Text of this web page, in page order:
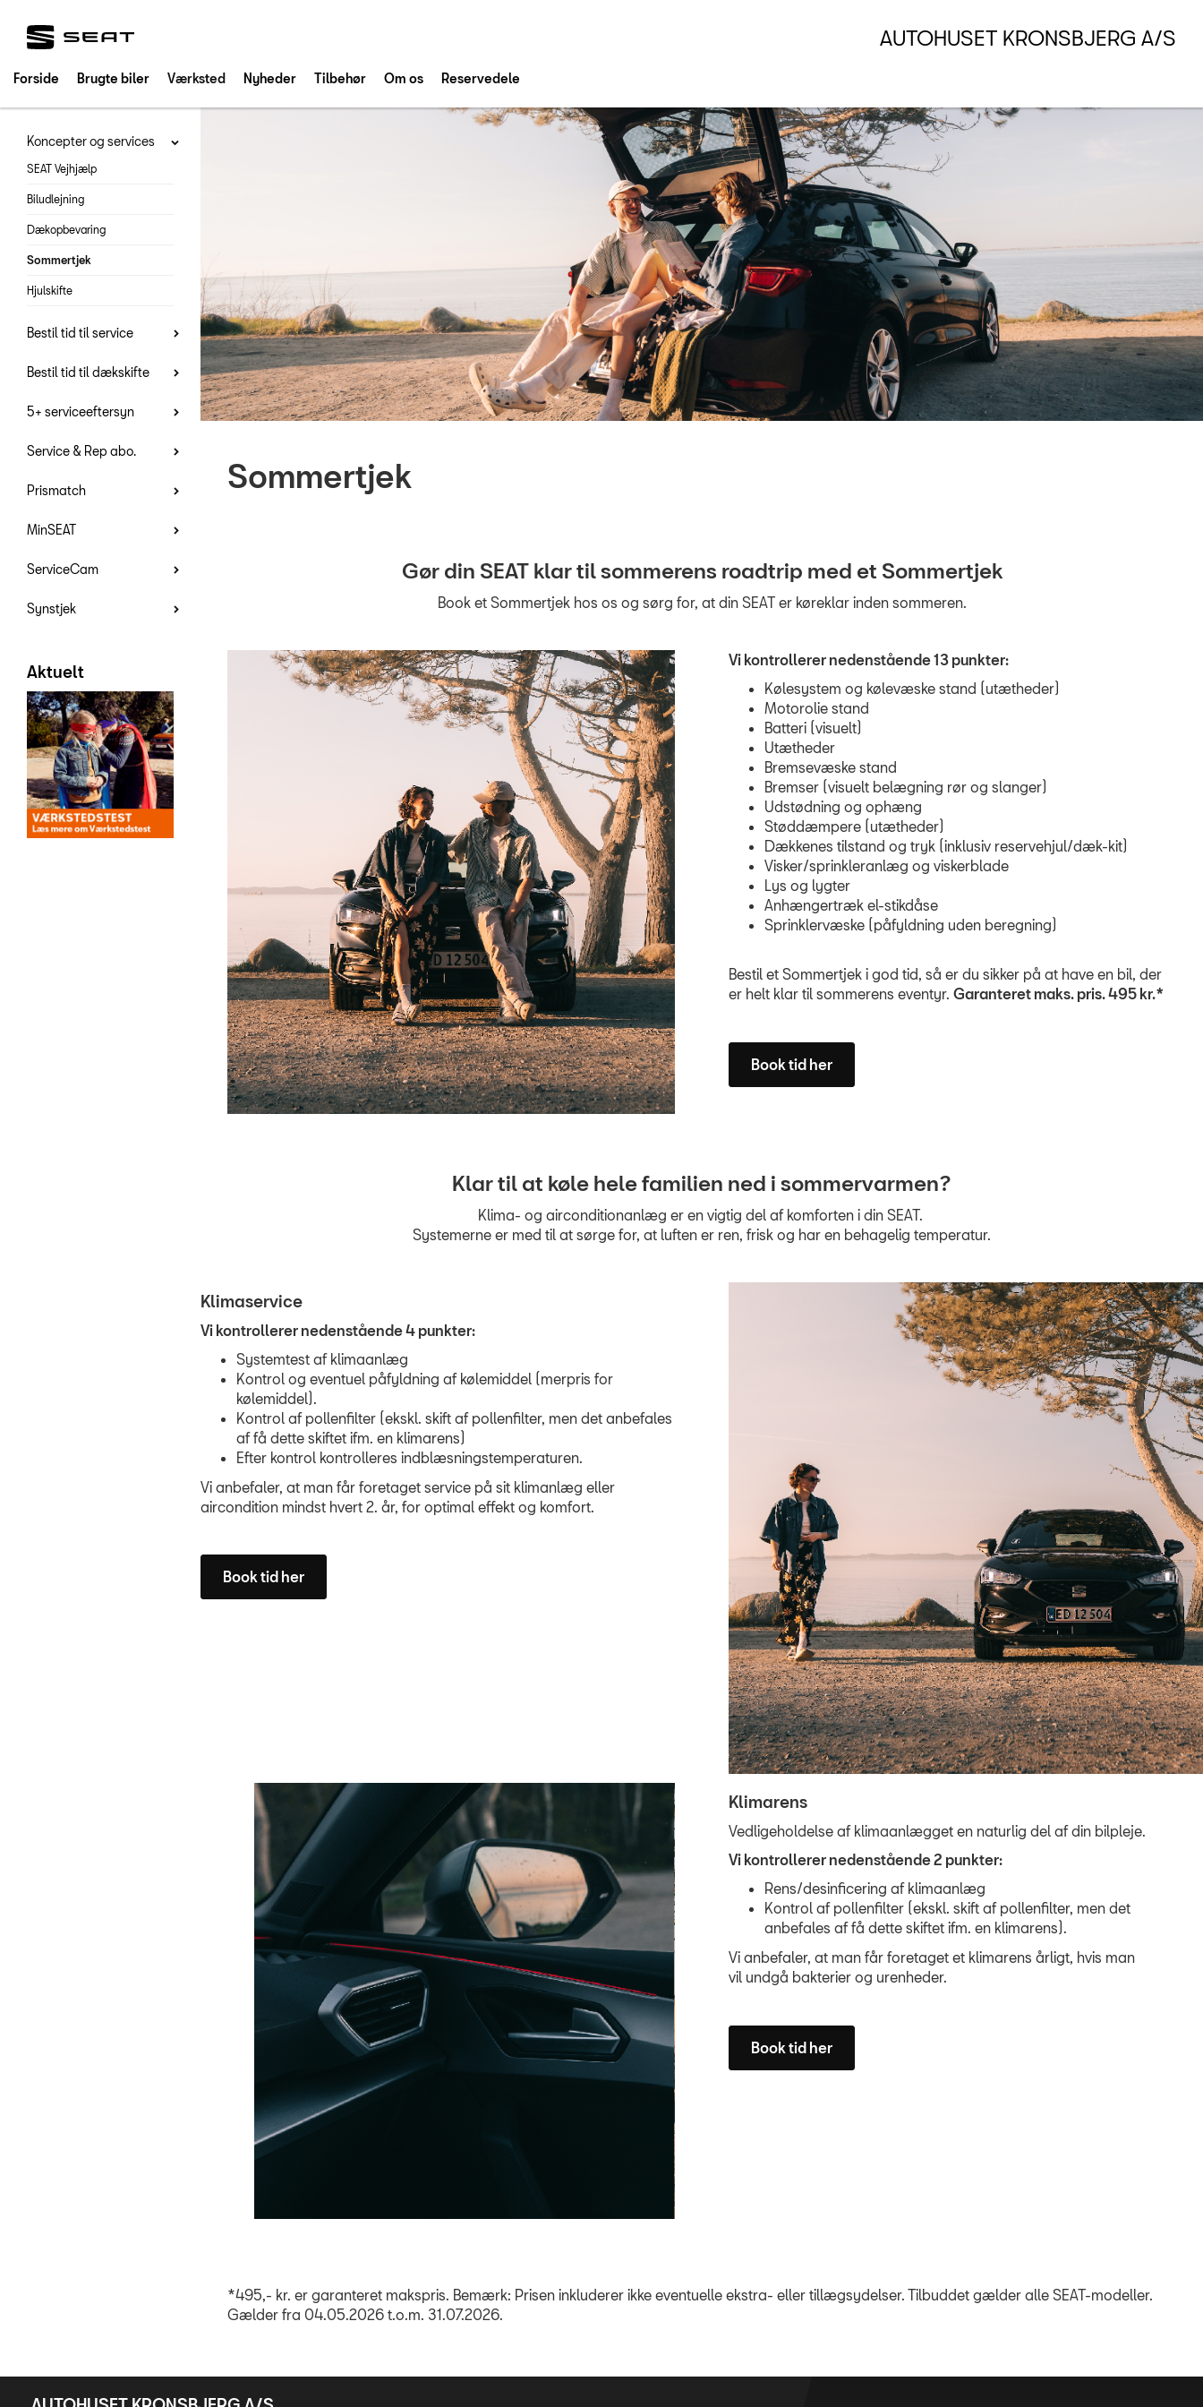
Forside Brugte biler Værksted Nyheder Tilbehør Om os Reservedele
AUTOHUSET KRONSBJERG A/S
Koncepter og services
SEAT Vejhjælp
Biludlejning
Dækopbevaring
Sommertjek
Hjulskifte
Bestil tid til service
Bestil tid til dækskifte
5+ serviceeftersyn
Service & Rep abo.
Prismatch
MinSEAT
ServiceCam
Synstjek
Aktuelt
Sommertjek
Gør din SEAT klar til sommerens roadtrip med et Sommertjek
Book et Sommertjek hos os og sørg for, at din SEAT er køreklar inden sommeren.
Vi kontrollerer nedenstående 13 punkter:
Kølesystem og kølevæske stand (utætheder)
Motorolie stand
Batteri (visuelt)
Utætheder
Bremsevæske stand
Bremser (visuelt belægning rør og slanger)
Udstødning og ophæng
Støddæmpere (utætheder)
Dækkenes tilstand og tryk (inklusiv reservehjul/dæk-kit)
Visker/sprinkleranlæg og viskerblade
Lys og lygter
Anhængertræk el-stikdåse
Sprinklervæske (påfyldning uden beregning)
Bestil et Sommertjek i god tid, så er du sikker på at have en bil, der
er helt klar til sommerens eventyr. Garanteret maks. pris. 495 kr.*
Book tid her
Klar til at køle hele familien ned i sommervarmen?
Klima- og airconditionanlæg er en vigtig del af komforten i din SEAT.
Systemerne er med til at sørge for, at luften er ren, frisk og har en behagelig temperatur.
Klimaservice
Vi kontrollerer nedenstående 4 punkter:
Systemtest af klimaanlæg
Kontrol og eventuel påfyldning af kølemiddel (merpris for
kølemiddel).
Kontrol af pollenfilter (ekskl. skift af pollenfilter, men det anbefales
af få dette skiftet ifm. en klimarens)
Efter kontrol kontrolleres indblæsningstemperaturen.
Vi anbefaler, at man får foretaget service på sit klimanlæg eller
aircondition mindst hvert 2. år, for optimal effekt og komfort.
Book tid her
Klimarens
Vedligeholdelse af klimaanlægget en naturlig del af din bilpleje.
Vi kontrollerer nedenstående 2 punkter:
Rens/desinficering af klimaanlæg
Kontrol af pollenfilter (ekskl. skift af pollenfilter, men det
anbefales af få dette skiftet ifm. en klimarens).
Vi anbefaler, at man får foretaget et klimarens årligt, hvis man
vil undgå bakterier og urenheder.
Book tid her
*495,- kr. er garanteret makspris. Bemærk: Prisen inkluderer ikke eventuelle ekstra- eller tillægsydelser. Tilbuddet gælder alle SEAT-modeller.
Gælder fra 04.05.2026 t.o.m. 31.07.2026.